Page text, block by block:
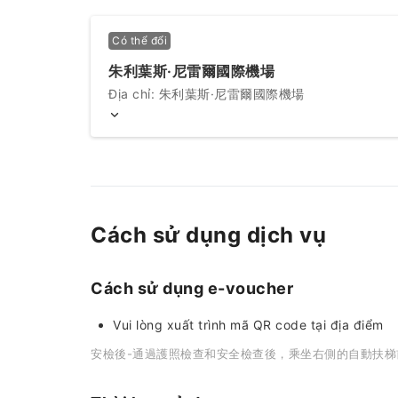
Có thể đổi
朱利葉斯·尼雷爾國際機場
Địa chỉ: 朱利葉斯·尼雷爾國際機場
Cách sử dụng dịch vụ
Cách sử dụng e-voucher
Vui lòng xuất trình mã QR code tại địa điểm
安檢後-通過護照檢查和安全檢查後，乘坐右側的自動扶梯